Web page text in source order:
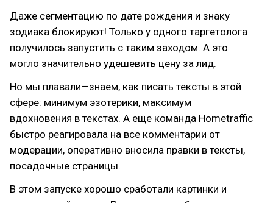
Даже сегментацию по дате рождения и знаку
зодиака блокируют! Только у одного таргетолога
получилось запустить с таким заходом. А это
могло значительно удешевить цену за лид.
Но мы плавали—знаем, как писать тексты в этой
сфере: минимум эзотерики, максимум
вдохновения в текстах. А еще команда Hometraffic
быстро реагировала на все комментарии от
модерации, оперативно вносила правки в тексты,
посадочные страницы.
В этом запуске хорошо сработали картинки и